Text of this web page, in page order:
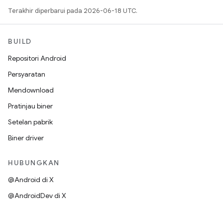
Terakhir diperbarui pada 2026-06-18 UTC.
BUILD
Repositori Android
Persyaratan
Mendownload
Pratinjau biner
Setelan pabrik
Biner driver
HUBUNGKAN
@Android di X
@AndroidDev di X